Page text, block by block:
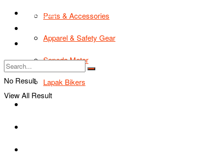
Parts & Accessories
Apparel & Safety Gear
Sepeda Motor
Lapak Bikers
TIPS & TRIK
Tentang Kami
No Result
View All Result